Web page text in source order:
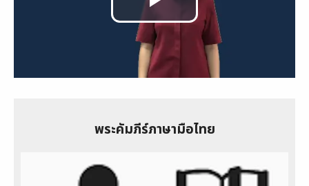
Play
Video
พระคัมภีร์ภาษามือไทย